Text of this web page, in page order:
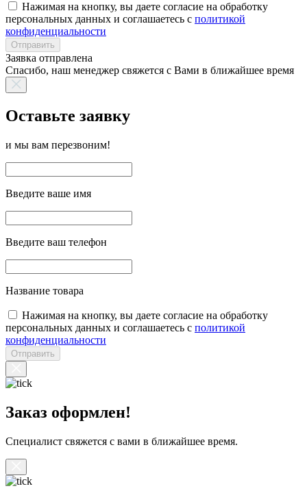
Нажимая на кнопку, вы даете согласие на обработку
персональных данных и соглашаетесь с политикой
конфиденциальности
Отправить
Заявка отправлена
Спасибо, наш менеджер свяжется с Вами в ближайшее время
Оставьте заявку
и мы вам перезвоним!
Введите ваше имя
Введите ваш телефон
Название товара
Нажимая на кнопку, вы даете согласие на обработку
персональных данных и соглашаетесь с политикой
конфиденциальности
Отправить
Заказ оформлен!
Специалист свяжется с вами в ближайшее время.